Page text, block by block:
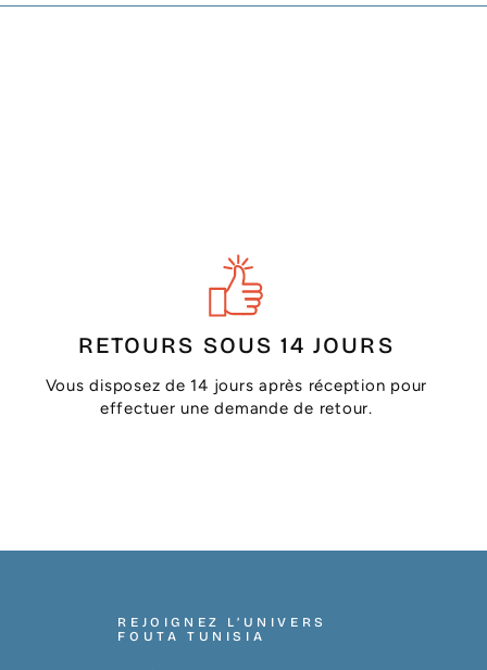
RETOURS SOUS 14 JOURS
Vous disposez de 14 jours après réception pour
effectuer une demande de retour.
REJOIGNEZ L’UNIVERS
FOUTA TUNISIA